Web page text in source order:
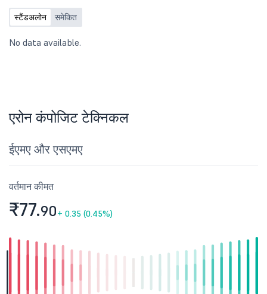
सब्सक्रिप्शन के लिए समस्या अगस्त 30 को बंद
हो जाएगी. निवेशक न्यूनतम 1,000 शेयर और
पब्लिक ऑफर के लिए प्राइस बैंड 121-125 रुपये
स्टैंडअलोन समेकित
No data available.
एरोन कंपोजिट टेक्निकल
ईएमए और एसएमए
वर्तमान कीमत
₹77.90+ 0.35 (0.45%)